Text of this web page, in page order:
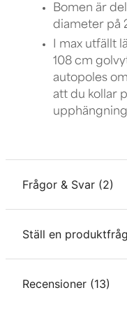
Bomen är
diameter på
I max utfällt
108 cm
autopoles
att du kollar
upphängning
Frågor & Svar (2)
John frågade för 3 år
Hur pass justerbar
eller är det fasta
Ställ en
question
Fråga oss något
Recensioner (13)